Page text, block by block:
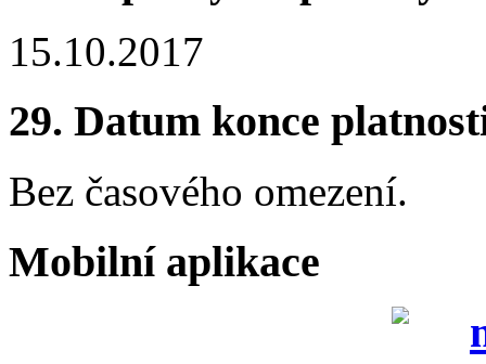
15.10.2017
29. Datum konce
Bez časového omezení.
Mobilní aplikace